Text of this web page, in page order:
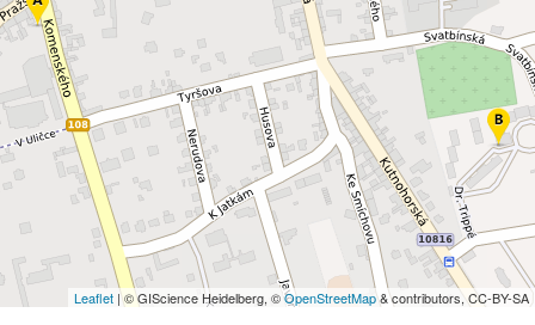
Leaflet | © GIScience Heidelberg, ©OpenStreetMap& contributors, CC-BY-SA